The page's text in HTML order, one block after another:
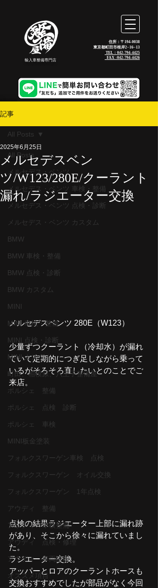
輸入車整備専門店
住所：〒194-0038
東京都町田市根岸2−16−13
TEL：042-794-4425
_FAX :042-794-4426
記事
All Posts
メルセデス・ベンツ
メルセデス・ベンツ 車検・整備
メルセデス・ベンツ 点検・診断
メルセデス・ベンツ カスタム
BMW
BMW 車検・整備
BMW 点検・診断
BMW カスタム
MINI
MINI 車検・整備
MINI 点検・診断
MINI カスタム
町田、相模原、八王子整備屋
ポルシェ 整備
ポルシェ 点検 診断
ポルシェ 車検
MINI板金塗装
フォルクスワーゲン車検 点検
フォルクスワーゲン オイル交換
フォルクスワーゲン 1年点検
アウディ 整備
アウディ 車検整備
アウディ 点検・修理
アウディ 車両診断
オススメ項目
All Posts
メルセデスベン
ツ/W123/280E/クーラント
漏れ/ラジエーター交換
2025年6月25日
メルセデスベンツ 280E（W123）
少量ずつクーラント（冷却水）が漏れ
ていて定期的につぎ足しながら乗って
いるがそろそろ直したいとのことでご
来店。
点検の結果ラジエーター上部に漏れ跡
があり、そこから徐々に漏れていまし
た。
ラジエーター交換。
アッパーとロアのクーラントホースも
交換おすすめでしたが部品がなく今回